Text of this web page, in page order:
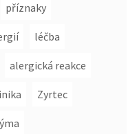
příznaky
léčba
alergická reakce
Zyrtec